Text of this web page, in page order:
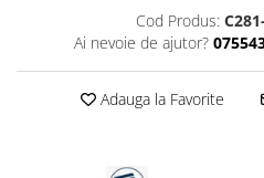
Leagane electrice
Learning tower
Lenjerii de pat
Mese de infasat
Monitorizare video
Scutece premium
Cod Produs:
Ai nevoie de ajutor?
Adauga la Favorite